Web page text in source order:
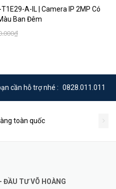
T1E29-A-IL | Camera IP 2MP Có
Ban Đêm
cần hỗ trợ nhé : 0828.011.011
toàn quốc
ĐẦU TƯ VÕ HOÀNG